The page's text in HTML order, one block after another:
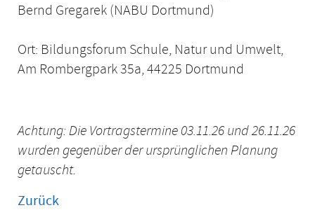
Bernd Gregarek (NABU Dortmund)
Ort: Bildungsforum Schule, Natur und Umwelt,
Am Rombergpark 35a, 44225 Dortmund
Achtung: Die Vortragstermine 03.11.26 und 26.11.26
wurden gegenüber der ursprünglichen Planung
getauscht.
Zurück